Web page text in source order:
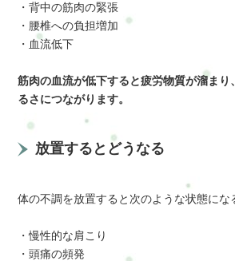
・背中の筋肉の緊張
・腰椎への負担増加
・血流低下
筋肉の血流が低下すると疲労物質が溜まり
るさにつながります。
放置するとどうなる
体の不調を放置すると次のような状態にな
・慢性的な肩こり
・頭痛の頻発